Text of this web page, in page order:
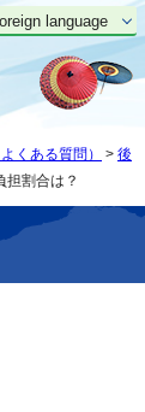
language
くある質問） > 後
担割合は？